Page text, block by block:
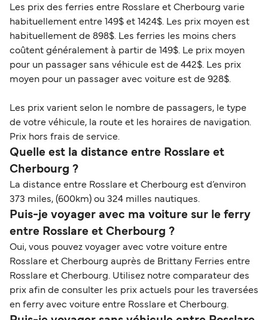
Les prix des ferries entre Rosslare et Cherbourg varie
habituellement entre 149$ et 1424$. Les prix moyen est
habituellement de 898$. Les ferries les moins chers
coûtent généralement à partir de 149$. Le prix moyen
pour un passager sans véhicule est de 442$. Les prix
moyen pour un passager avec voiture est de 928$.
Les prix varient selon le nombre de passagers, le type
de votre véhicule, la route et les horaires de navigation.
Prix hors frais de service.
Quelle est la distance entre Rosslare et
Cherbourg ?
La distance entre Rosslare et Cherbourg est d’environ
373 miles, (600km) ou 324 milles nautiques.
Puis-je voyager avec ma voiture sur le ferry
entre Rosslare et Cherbourg ?
Oui, vous pouvez voyager avec votre voiture entre
Rosslare et Cherbourg auprès de Brittany Ferries entre
Rosslare et Cherbourg. Utilisez notre comparateur des
prix afin de consulter les prix actuels pour les traversées
en ferry avec voiture entre Rosslare et Cherbourg.